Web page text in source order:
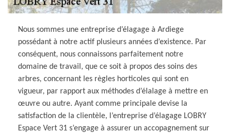
Nous sommes une entreprise d’élagage à Ardiege
possédant à notre actif plusieurs années d’existence. Par
conséquent, nous connaissons parfaitement notre
domaine de travail, que ce soit à propos des soins des
arbres, concernant les règles horticoles qui sont en
vigueur, par rapport aux méthodes d’élalage à mettre en
œuvre ou autre. Ayant comme principale devise la
satisfaction de la clientèle, l’entreprise d’élagage LOBRY
Espace Vert 31 s’engage à assurer un accopagnement sur